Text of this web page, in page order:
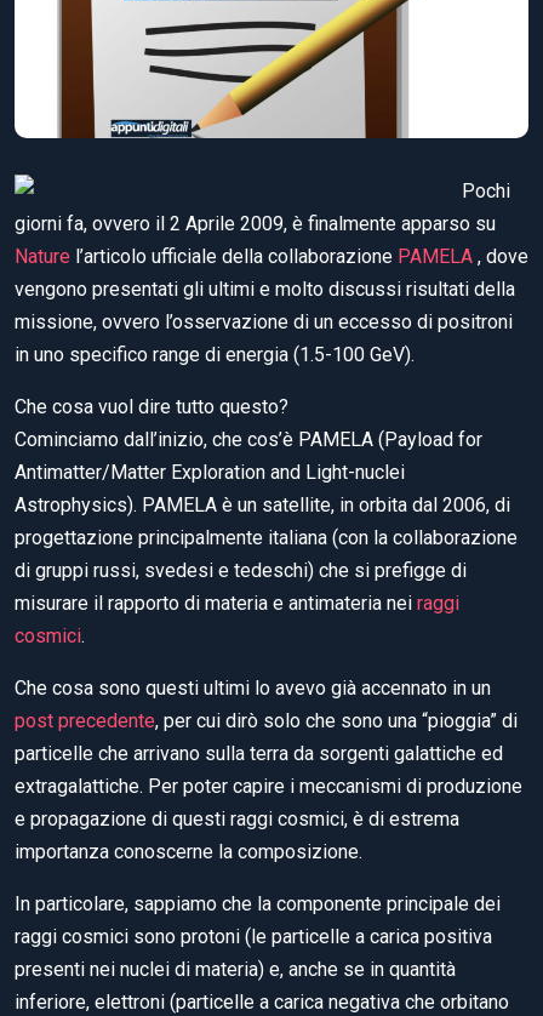
Pochi
giorni fa, ovvero il 2 Aprile 2009, è finalmente apparso su
Nature l’articolo ufficiale della collaborazione PAMELA , dove
vengono presentati gli ultimi e molto discussi risultati della
missione, ovvero l’osservazione di un eccesso di positroni
in uno specifico range di energia (1.5-100 GeV).
Che cosa vuol dire tutto questo?
Cominciamo dall’inizio, che cos’è PAMELA (Payload for
Antimatter/Matter Exploration and Light-nuclei
Astrophysics). PAMELA è un satellite, in orbita dal 2006, di
progettazione principalmente italiana (con la collaborazione
di gruppi russi, svedesi e tedeschi) che si prefigge di
misurare il rapporto di materia e antimateria nei raggi
cosmici.
Che cosa sono questi ultimi lo avevo già accennato in un
post precedente, per cui dirò solo che sono una “pioggia” di
particelle che arrivano sulla terra da sorgenti galattiche ed
extragalattiche. Per poter capire i meccanismi di produzione
e propagazione di questi raggi cosmici, è di estrema
importanza conoscerne la composizione.
In particolare, sappiamo che la componente principale dei
raggi cosmici sono protoni (le particelle a carica positiva
presenti nei nuclei di materia) e, anche se in quantità
inferiore, elettroni (particelle a carica negativa che orbitano